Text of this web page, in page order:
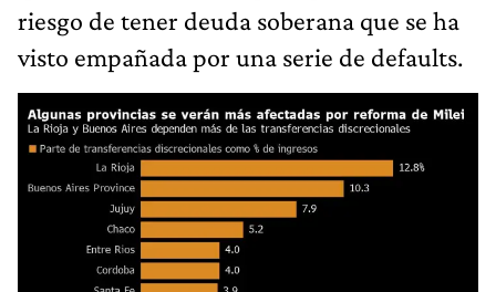
riesgo de tener deuda soberana que se ha
visto empañada por una serie de defaults.